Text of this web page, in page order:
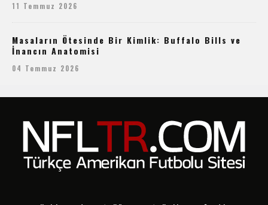
11 Temmuz 2026
Masaların Ötesinde Bir Kimlik: Buffalo Bills ve
İnancın Anatomisi
04 Temmuz 2026